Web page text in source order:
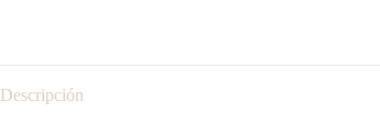
Descripción